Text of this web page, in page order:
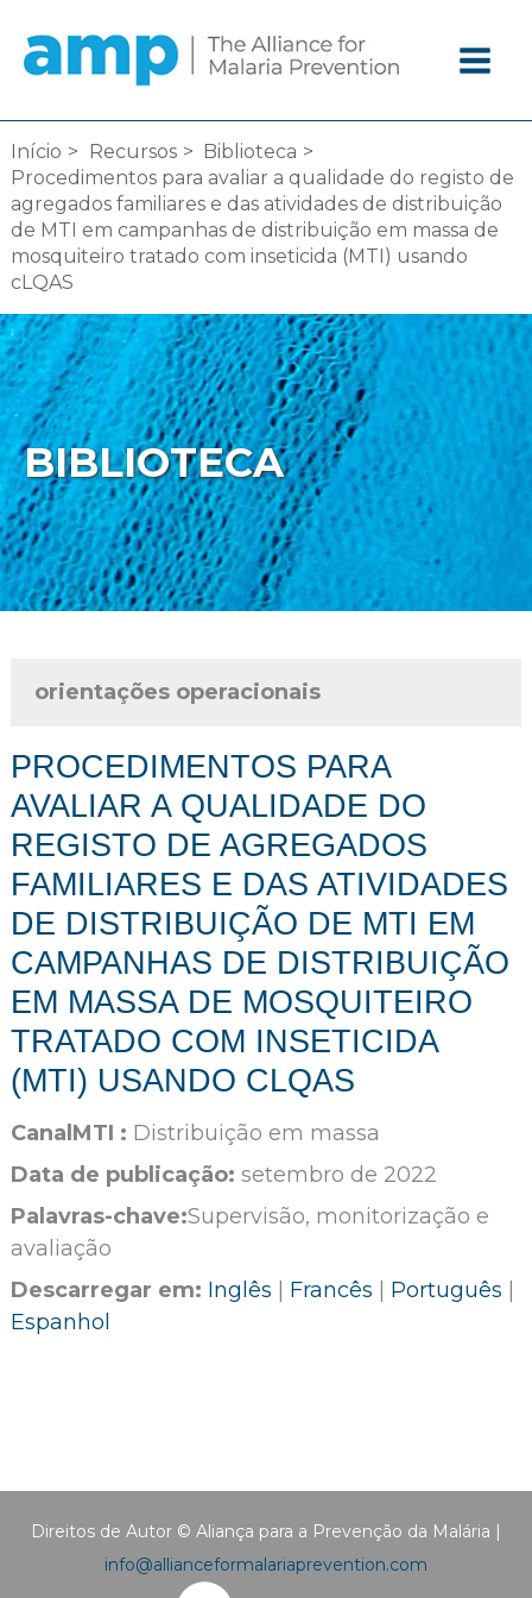
diretamente
para
o
conteúdo
Início Recursos
Biblioteca
Procedimentos para avaliar a qualidade do registo de
agregados familiares e das atividades de distribuição
de MTI em campanhas de distribuição em massa de
mosquiteiro tratado com inseticida (MTI) usando
cLQAS
BIBLIOTECA
orientações operacionais
PROCEDIMENTOS PARA
AVALIAR A QUALIDADE DO
REGISTO DE AGREGADOS
FAMILIARES E DAS ATIVIDADES
DE DISTRIBUIÇÃO DE MTI EM
CAMPANHAS DE DISTRIBUIÇÃO
EM MASSA DE MOSQUITEIRO
TRATADO COM INSETICIDA
(MTI) USANDO CLQAS
CanalMTI : Distribuição em massa
Data de publicação: setembro de 2022
Palavras-chave:Supervisão, monitorização e
avaliação
Descarregar em: Inglês | Francês | Português |
Espanhol
Direitos de Autor © Aliança para a Prevenção da Malária |
info@allianceformalariaprevention.com